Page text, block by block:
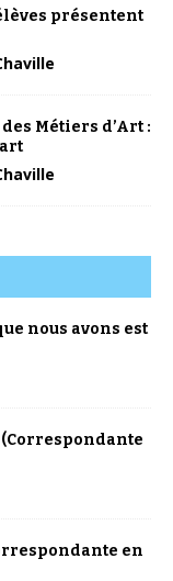
présentent
Métiers d’Art :
nous avons est
(Correspondante
en